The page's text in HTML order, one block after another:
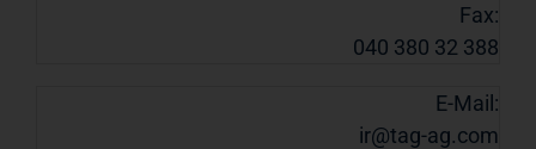
Fax:
040 380 32 388
E-Mail:
ir@tag-ag.com